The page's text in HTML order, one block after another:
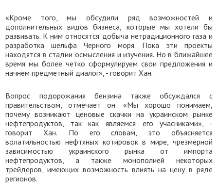
«Кроме того, мы обсудили ряд возможностей и
дополнительных видов бизнеса, которые мы хотели бы
развивать. К ним относятся добыча нетрадиционного газа и
разработка шельфа Черного моря. Пока эти проекты
находятся в стадии осмысления и изучения. Но в ближайшее
время мы более четко сформулируем свои предложения и
начнем предметный диалог», - говорит Хан.
Вопрос подорожания бензина также обсуждался с
правительством, отмечает он.
«Мы хорошо понимаем,
почему возникают ценовые скачки на украинском рынке
нефтепродуктов, так как являемся его учасниками», -
говорит Хан. По его словам, это объясняется
волатильностью нефтяных котировок в мире, чрезмерной
зависимостью украинского рынка от импорта
нефтепродуктов, а также монополией некоторых
трейдеров, имеющих возможность влиять на цену в ряде
регионов.